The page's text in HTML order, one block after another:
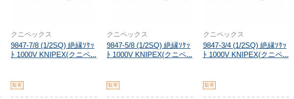
クニペックス
9847-7/8 (1/2SQ) 絶縁ｿｹｯ
ﾄ 1000V KNIPEX(クニペ...
取寄
クニペックス
9847-5/8 (1/2SQ) 絶縁ｿｹｯ
ﾄ 1000V KNIPEX(クニペ...
取寄
クニペックス
9847-3/4 (1/2SQ) 絶縁ｿｹｯ
ﾄ 1000V KNIPEX(クニペ...
取寄